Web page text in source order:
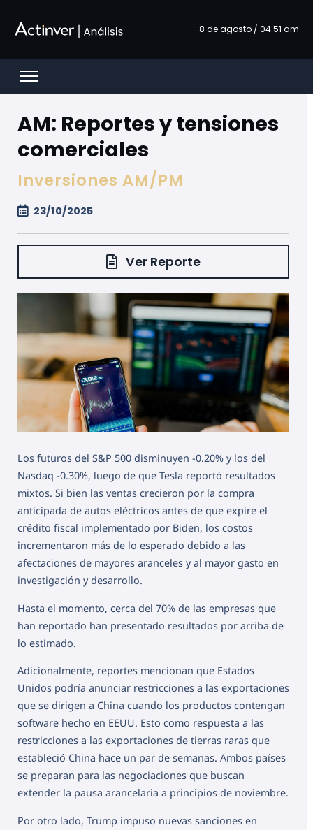
8 de agosto / 04:51 am
Open menu
AM: Reportes y tensiones
comerciales
Inversiones AM/PM
23/10/2025
Ver Reporte
Los futuros del S&P 500 disminuyen -0.20% y los del
Nasdaq -0.30%, luego de que Tesla reportó resultados
mixtos. Si bien las ventas crecieron por la compra
anticipada de autos eléctricos antes de que expire el
crédito fiscal implementado por Biden, los costos
incrementaron más de lo esperado debido a las
afectaciones de mayores aranceles y al mayor gasto en
investigación y desarrollo.
Hasta el momento, cerca del 70% de las empresas que
han reportado han presentado resultados por arriba de
lo estimado.
Adicionalmente, reportes mencionan que Estados
Unidos podría anunciar restricciones a las exportaciones
que se dirigen a China cuando los productos contengan
software hecho en EEUU. Esto como respuesta a las
restricciones a las exportaciones de tierras raras que
estableció China hace un par de semanas. Ambos países
se preparan para las negociaciones que buscan
extender la pausa arancelaria a principios de noviembre.
Por otro lado, Trump impuso nuevas sanciones en